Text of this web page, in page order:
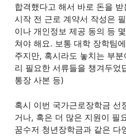
합격했다고 해서 바로 돈을
시작 전 근로 계약서 작성은
이나 개인정보 제공 동의 등
쳐야 해요. 보통 대학 장학팀
주지만, 혹시라도 놓치는 부
리 필요한 서류들을 챙겨두었
통장 사본 등)
혹시 이번 국가근로장학금 선
거나, 혹은 더 많은 지원이 필
꿈수저 청년장학금과 같은 다